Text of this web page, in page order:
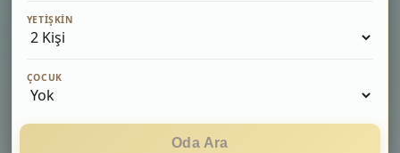
YETIŞKIN
ÇOCUK
Oda Ara